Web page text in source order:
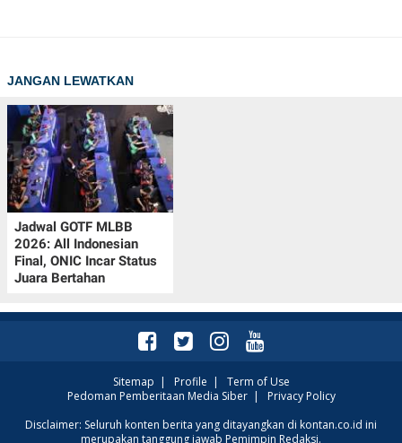
JANGAN LEWATKAN
Jadwal GOTF MLBB
2026: All Indonesian
Final, ONIC Incar Status
Juara Bertahan
Sitemap | Profile | Term of Use
Pedoman Pemberitaan Media Siber| Privacy Policy
Disclaimer: Seluruh konten berita yang ditayangkan di kontan.co.id ini
merupakan tanggung jawab Pemimpin Redaksi.